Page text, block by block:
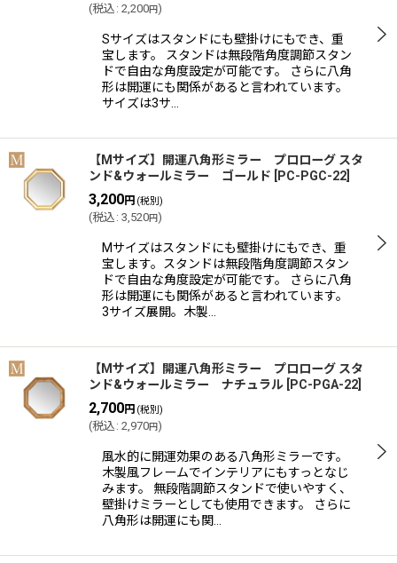
(税込 : 2,200円)
Sサイズはスタンドにも壁掛けにもでき、重
宝します。 スタンドは無段階角度調節スタン
ドで自由な角度設定が可能です。 さらに八角
形は開運にも関係があると言われています。
サイズは3サ…
【Mサイズ】開運八角形ミラー プロローグ スタ
ンド&ウォールミラー ゴールド
PC-PGC-22
3,200円 (税別)
(税込 : 3,520円)
Mサイズはスタンドにも壁掛けにもでき、重
宝します。スタンドは無段階角度調節スタン
ドで自由な角度設定が可能です。 さらに八角
形は開運にも関係があると言われています。
3サイズ展開。木製…
【Mサイズ】開運八角形ミラー プロローグ スタ
ンド&ウォールミラー ナチュラル
PC-PGA-22
2,700円 (税別)
(税込 : 2,970円)
風水的に開運効果のある八角形ミラーです。
木製風フレームでインテリアにもすっとなじ
みます。 無段階調節スタンドで使いやすく、
壁掛けミラーとしても使用できます。 さらに
八角形は開運にも関…